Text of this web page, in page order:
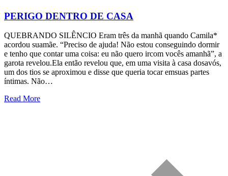
PERIGO DENTRO DE CASA
QUEBRANDO SILÊNCIO Eram três da manhã quando Camila*
acordou suamãe. “Preciso de ajuda! Não estou conseguindo dormir
e tenho que contar uma coisa: eu não quero ircom vocês amanhã”, a
garota revelou.Ela então revelou que, em uma visita à casa dosavós,
um dos tios se aproximou e disse que queria tocar emsuas partes
íntimas. Não…
Read More